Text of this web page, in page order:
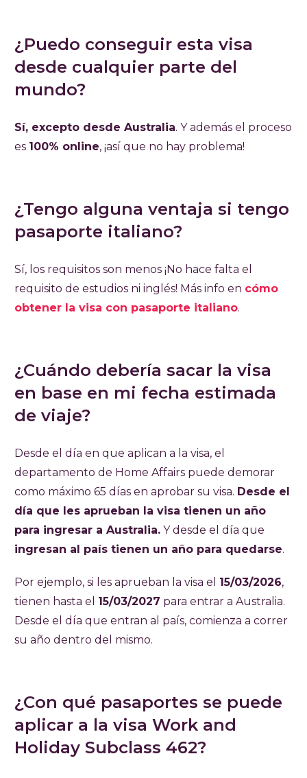
¿Puedo conseguir esta visa
desde cualquier parte del
mundo?
Sí, excepto desde Australia. Y además el proceso
es 100% online, ¡así que no hay problema!
¿Tengo alguna ventaja si tengo
pasaporte italiano?
Sí, los requisitos son menos ¡No hace falta el
requisito de estudios ni inglés! Más info en cómo
obtener la visa con pasaporte italiano.
¿Cuándo debería sacar la visa
en base en mi fecha estimada
de viaje?
Desde el día en que aplican a la visa, el
departamento de Home Affairs puede demorar
como máximo 65 días en aprobar su visa. Desde el
día que les aprueban la visa tienen un año
para ingresar a Australia. Y desde el día que
ingresan al país tienen un año para quedarse.
Por ejemplo, si les aprueban la visa el 15/03/2026,
tienen hasta el 15/03/2027 para entrar a Australia.
Desde el día que entran al país, comienza a correr
su año dentro del mismo.
¿Con qué pasaportes se puede
aplicar a la visa Work and
Holiday Subclass 462?